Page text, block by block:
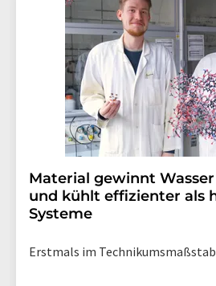
Material gewinnt
und kühlt effizienter als
Systeme
Erstmals im